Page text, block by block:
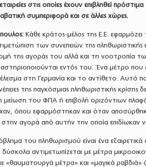
στις οποίες έχουν επιβληθεί πρόστιμα
συμπεριφορά και σε άλλες χώρες.
Κάθε κράτος-μέλος της Ε.Ε.
των συνεπειών της
της αγοράς του αλλά και τη νοοτροπία
εντός του. Ένα μέτρο που
στη Γερμανία και το αντίθετο. Αυτό
της παγκόσμιας πληθωριστικής
μείωση του ΦΠΑ ή επιβολή οριζόντιων
όπου εφαρμόστηκαν και όταν
αγορά από αυτήν την οποία επιδίωκαν
του πληθωρισμού είναι ένα
αντιμετωπίζεται με μέτρα
«θαυματουργά μέτρα» και «μαγικά